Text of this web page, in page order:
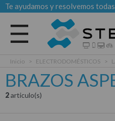
Te ayudamos y resolvemos
Todas las categorias
Inicio > ELECTRODOMÉSTICOS >
BRAZOS
2articulo(s)